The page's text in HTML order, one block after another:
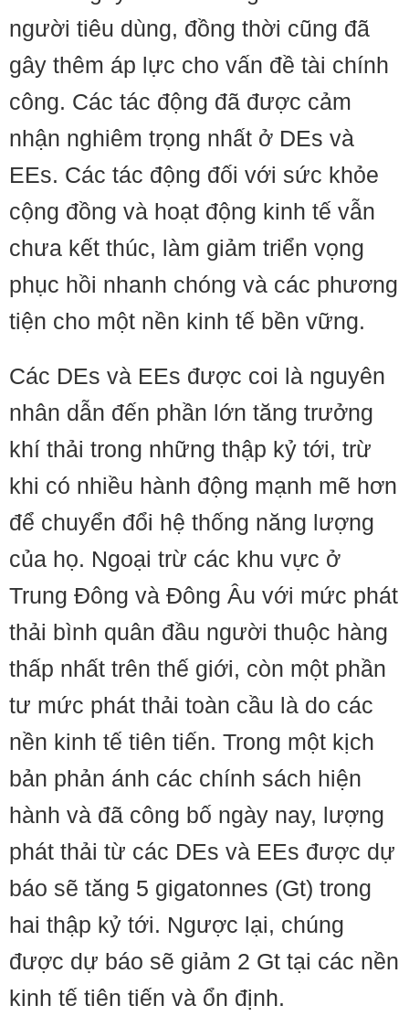
người tiêu dùng, đồng thời cũng đã
gây thêm áp lực cho vấn đề tài chính
công. Các tác động đã được cảm
nhận nghiêm trọng nhất ở DEs và
EEs. Các tác động đối với sức khỏe
cộng đồng và hoạt động kinh tế vẫn
chưa kết thúc, làm giảm triển vọng
phục hồi nhanh chóng và các phương
tiện cho một nền kinh tế bền vững.
Các DEs và EEs được coi là nguyên
nhân dẫn đến phần lớn tăng trưởng
khí thải trong những thập kỷ tới, trừ
khi có nhiều hành động mạnh mẽ hơn
để chuyển đổi hệ thống năng lượng
của họ. Ngoại trừ các khu vực ở
Trung Đông và Đông Âu với mức phát
thải bình quân đầu người thuộc hàng
thấp nhất trên thế giới, còn một phần
tư mức phát thải toàn cầu là do các
nền kinh tế tiên tiến. Trong một kịch
bản phản ánh các chính sách hiện
hành và đã công bố ngày nay, lượng
phát thải từ các DEs và EEs được dự
báo sẽ tăng 5 gigatonnes (Gt) trong
hai thập kỷ tới. Ngược lại, chúng
được dự báo sẽ giảm 2 Gt tại các nền
kinh tế tiên tiến và ổn định.